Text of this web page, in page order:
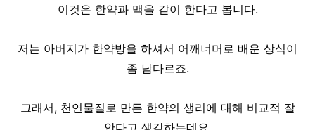
이것은 한약과 맥을 같이 한다고 봅니다.
저는 아버지가 한약방을 하셔서 어깨너머로 배운 상식이
좀 남다르죠.
그래서, 천연물질로 만든 한약의 생리에 대해 비교적 잘
안다고 생각하는데요.